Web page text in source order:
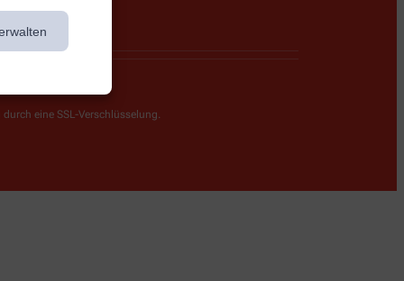
eine SSL-Verschlüsselung.